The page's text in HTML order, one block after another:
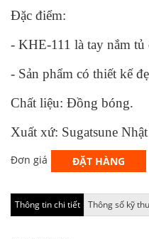
Đặc điểm:
- KHE-111 là tay nắm tủ
- Sản phẩm có thiết kế
Chất liệu: Đồng bóng.
Xuất xứ: Sugatsune
Đơn giá ĐẶT HÀNG
Thông tin chi tiết Thông số kỹ